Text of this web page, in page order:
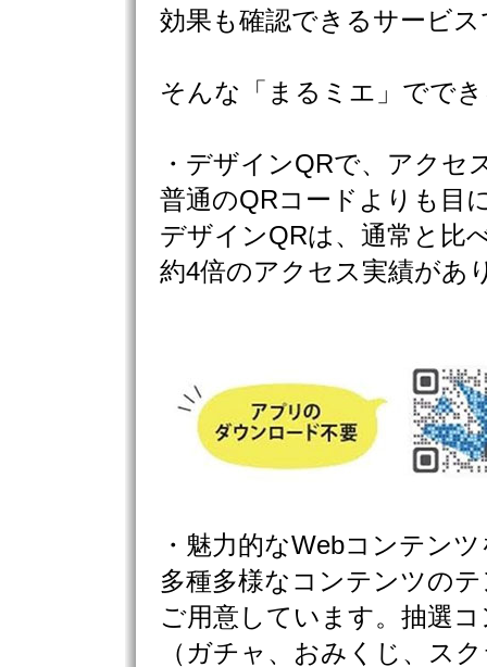
効果も確認できるサービス
そんな「まるミエ」でで
・デザインQRで、アクセ
普通のQRコードよりも目
デザインQRは、通常と比
約4倍のアクセス実績があ
・魅力的なWebコンテン
多種多様なコンテンツの
ご用意しています。抽選
（ガチャ、おみくじ、ス